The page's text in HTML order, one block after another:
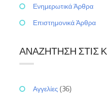
Ενημερωτικά Άρθρα
Επιστημονικά Άρθρα
ΑΝΑΖΉΤΗΣΗ ΣΤΙΣ
Αγγελίες (36)